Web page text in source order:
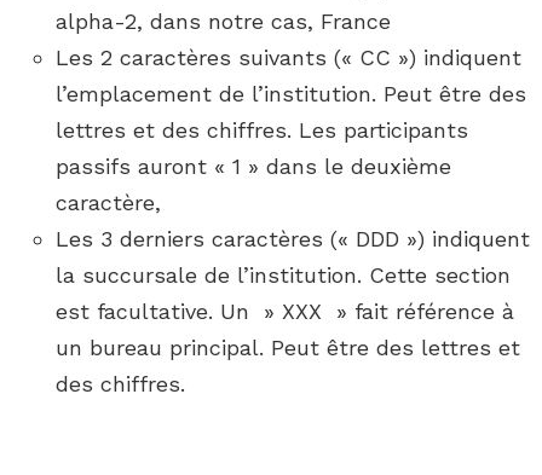
alpha-2, dans notre cas, France
Les 2 caractères suivants (« CC ») indiquent
l’emplacement de l’institution. Peut être des
lettres et des chiffres. Les participants
passifs auront « 1 » dans le deuxième
caractère,
Les 3 derniers caractères (« DDD ») indiquent
la succursale de l’institution. Cette section
est facultative. Un » XXX » fait référence à
un bureau principal. Peut être des lettres et
des chiffres.